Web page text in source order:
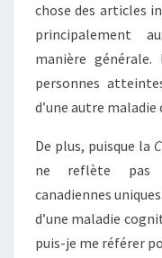
chose des articles
principalement
manière
personnes
d’une autre
De plus, puisque la
ne reflète pas
canadiennes
d’une maladie
puis-je me référer